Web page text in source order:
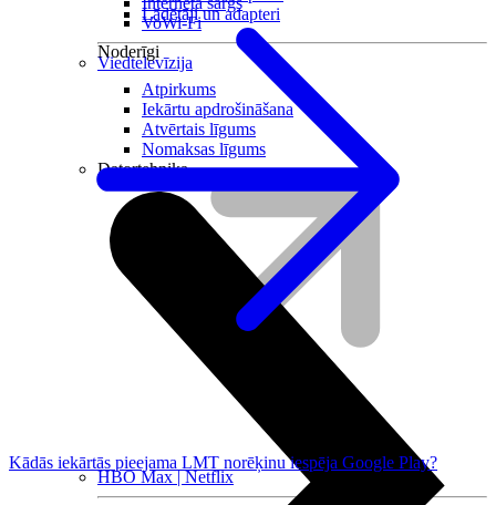
VoWi-Fi
Viedtelevīzija
HBO Max | Netflix
Lādētāji un adapteri
Noderīgi
Atpirkums
Iekārtu apdrošināšana
Atvērtais līgums
Nomaksas līgums
Datortehnika
Kādās iekārtās pieejama LMT norēķinu iespēja Google Play?